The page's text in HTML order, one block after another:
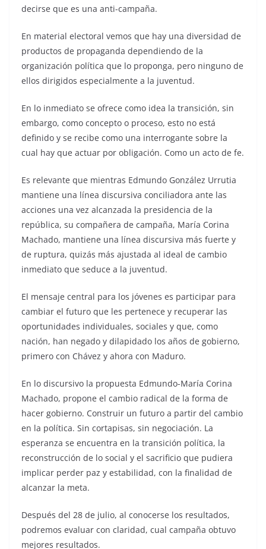
decirse que es una anti-campaña.
En material electoral vemos que hay una diversidad de
productos de propaganda dependiendo de la
organización política que lo proponga, pero ninguno de
ellos dirigidos especialmente a la juventud.
En lo inmediato se ofrece como idea la transición, sin
embargo, como concepto o proceso, esto no está
definido y se recibe como una interrogante sobre la
cual hay que actuar por obligación. Como un acto de fe.
Es relevante que mientras Edmundo González Urrutia
mantiene una línea discursiva conciliadora ante las
acciones una vez alcanzada la presidencia de la
república, su compañera de campaña, María Corina
Machado, mantiene una línea discursiva más fuerte y
de ruptura, quizás más ajustada al ideal de cambio
inmediato que seduce a la juventud.
El mensaje central para los jóvenes es participar para
cambiar el futuro que les pertenece y recuperar las
oportunidades individuales, sociales y que, como
nación, han negado y dilapidado los años de gobierno,
primero con Chávez y ahora con Maduro.
En lo discursivo la propuesta Edmundo-María Corina
Machado, propone el cambio radical de la forma de
hacer gobierno. Construir un futuro a partir del cambio
en la política. Sin cortapisas, sin negociación. La
esperanza se encuentra en la transición política, la
reconstrucción de lo social y el sacrificio que pudiera
implicar perder paz y estabilidad, con la finalidad de
alcanzar la meta.
Después del 28 de julio, al conocerse los resultados,
podremos evaluar con claridad, cual campaña obtuvo
mejores resultados.